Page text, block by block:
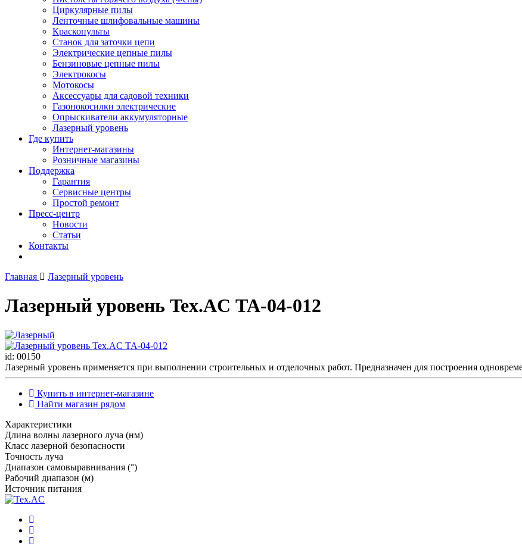
Циркулярные пилы
Ленточные шлифовальные машины
Краскопульты
Станок для заточки цепи
Электрические цепные пилы
Бензиновые цепные пилы
Электрокосы
Мотокосы
Аксессуары для садовой техники
Газонокосилки электрические
Опрыскиватели аккумуляторные
Лазерный уровень
Где купить
Интернет-магазины
Розничные магазины
Поддержка
Гарантия
Сервисные центры
Простой ремонт
Пресс-центр
Новости
Статьи
Контакты
Главная Лазерный уровень
Лазерный уровень Tex.AC ТА-04-012
id: 00150
Лазерный уровень применяется при выполнении строительных и отделочных работ. Предназначен для построения
Купить в интернет-магазине
Найти магазин рядом
Характеристики
Длина волны лазерного луча (нм)
Класс лазерной безопасности
Точность луча
Диапазон самовыравнивания (°)
Рабочий диапазон (м)
Источник питания